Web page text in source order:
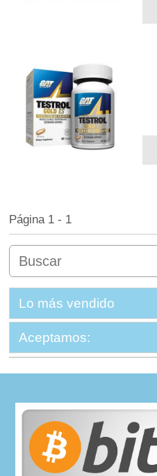
Página 1 - 1
Lo más vendido
Aceptamos: